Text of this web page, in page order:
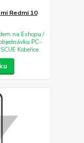
Redmi 10
na Eshopu /
PC-
Kobeřice